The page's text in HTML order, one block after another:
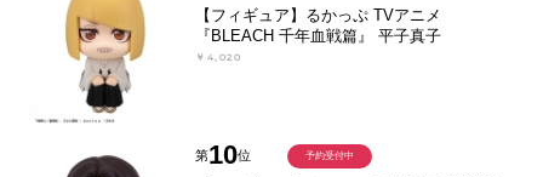
【フィギュア】るかっぷ TVアニメ
『BLEACH 千年血戦篇』 平子真子
￥4,020
第10位 予約受付中